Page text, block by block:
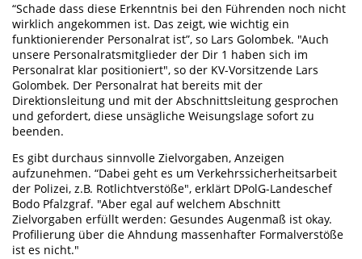
“Schade dass diese Erkenntnis bei den Führenden noch nicht
wirklich angekommen ist. Das zeigt, wie wichtig ein
funktionierender Personalrat ist”, so Lars Golombek. "Auch
unsere Personalratsmitglieder der Dir 1 haben sich im
Personalrat klar positioniert", so der KV-Vorsitzende Lars
Golombek. Der Personalrat hat bereits mit der
Direktionsleitung und mit der Abschnittsleitung gesprochen
und gefordert, diese unsägliche Weisungslage sofort zu
beenden.
Es gibt durchaus sinnvolle Zielvorgaben, Anzeigen
aufzunehmen. “Dabei geht es um Verkehrssicherheitsarbeit
der Polizei, z.B. Rotlichtverstöße", erklärt DPolG-Landeschef
Bodo Pfalzgraf. "Aber egal auf welchem Abschnitt
Zielvorgaben erfüllt werden: Gesundes Augenmaß ist okay.
Profilierung über die Ahndung massenhafter Formalverstöße
ist es nicht."